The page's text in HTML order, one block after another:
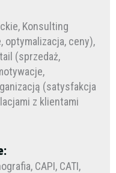
Konsulting
optymalizacja, ceny),
(sprzedaż,
(satysfakcja
z klientami
CAPI, CATI,